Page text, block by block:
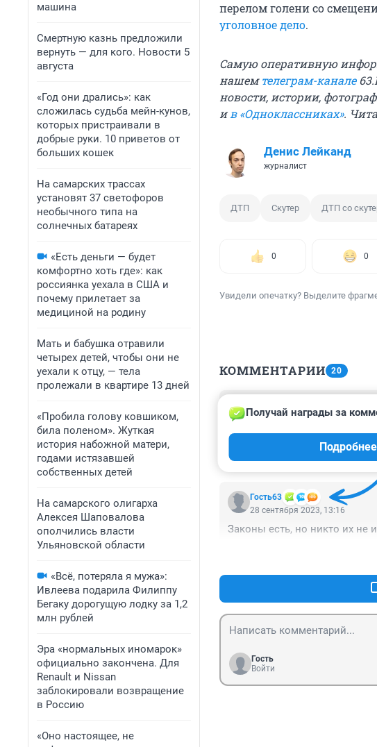
машина
Смертную казнь предложили
вернуть — для кого. Новости 5
августа
«Год они дрались»: как
сложилась судьба мейн-кунов,
которых пристраивали в
добрые руки. 10 приветов от
больших кошек
На самарских трассах
установят 37 светофоров
необычного типа на
солнечных батареях
«Есть деньги — будет
комфортно хоть где»: как
россиянка уехала в США и
почему прилетает за
медициной на родину
Мать и бабушка отравили
четырех детей, чтобы они не
уехали к отцу, — тела
пролежали в квартире 13 дней
«Пробила голову ковшиком,
била поленом». Жуткая
история набожной матери,
годами истязавшей
собственных детей
На самарского олигарха
Алексея Шаповалова
ополчились власти
Ульяновской области
«Всё, потеряла я мужа»:
Ивлеева подарила Филиппу
Бегаку дорогущую лодку за 1,2
млн рублей
Эра «нормальных иномарок»
официально закончена. Для
Renault и Nissan
заблокировали возвращение
в Россию
«Оно настоящее, не
перелом голени со
уголовное дело.
Самую оперативную
нашемтелеграм-канале
новости, истории,
и в «Одноклассниках».
Денис Лейканд
журналист
ДТП Скутер ДТП со
0 0
Увидели опечатку? Выделите
КОММЕНТАРИИ 20
8 октября 2023, 20:41
Одно время у нас по району
Гость63
Получай награды за
28 сентября 2023, 13:16
Законы есть, но никто их не
Гость
Войти